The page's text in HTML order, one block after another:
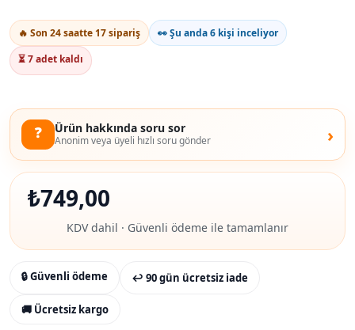
🔥 Son 24 saatte 17 sipariş
👀 Şu anda 6 kişi inceliyor
⏳ 7 adet kaldı
❓ Ürün hakkında soru sor
Anonim veya üyeli hızlı soru gönder ›
₺749,00
KDV dahil · Güvenli ödeme ile tamamlanır
🔒 Güvenli ödeme ↩ 90 gün ücretsiz iade
🚚 Ücretsiz kargo